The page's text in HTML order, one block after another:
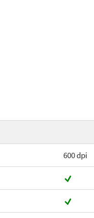
600 dpi